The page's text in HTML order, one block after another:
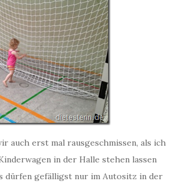
auch erst mal rausgeschmissen, als ich
in der Halle stehen lassen
dürfen gefälligst nur im Autositz in der